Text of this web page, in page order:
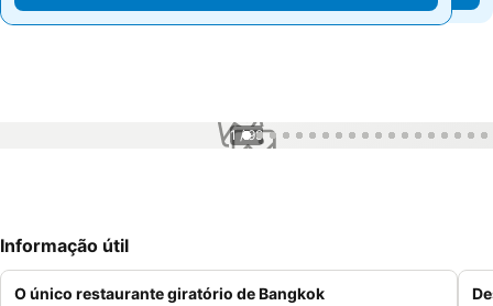
1 / 99
Informação útil
O único restaurante giratório de Bangkok